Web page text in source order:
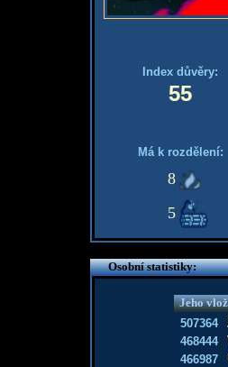
Index důvěry:
55
Má k rozdělení:
8
5
Osobní statistiky:
Jeho
507364
468444
466987